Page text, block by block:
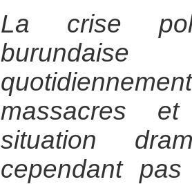
La crise
massacres et
situation
cependant pas